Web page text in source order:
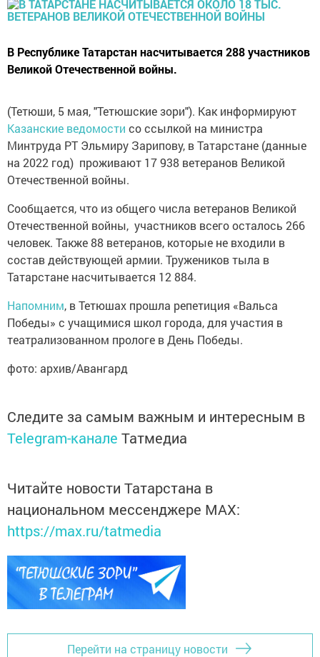
В Республике Татарстан насчитывается 288 участников
Великой Отечественной войны.
(Тетюши, 5 мая, "Тетюшские зори"). Как информируют
Казанские ведомости со ссылкой на министра
Минтруда РТ Эльмиру Зарипову, в Татарстане (данные
на 2022 год) проживают 17 938 ветеранов Великой
Отечественной войны.
Сообщается, что из общего числа ветеранов Великой
Отечественной войны, участников всего осталось 266
человек. Также 88 ветеранов, которые не входили в
состав действующей армии. Тружеников тыла в
Татарстане насчитывается 12 884.
Напомним, в Тетюшах прошла репетиция «Вальса
Победы» с учащимися школ города, для участия в
театрализованном прологе в День Победы.
фото: архив/Авангард
Следите за самым важным и интересным в
Telegram-канале Татмедиа
Читайте новости Татарстана в
национальном мессенджере MАХ:
https://max.ru/tatmedia
Перейти на страницу новости